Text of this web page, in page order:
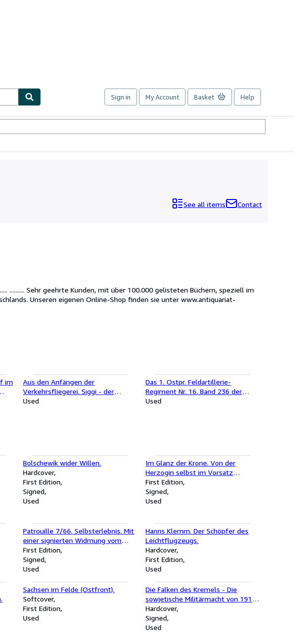
Sign in My Account Basket Help
See all items Contact
Sehr geehrte Kunden, mit über 100.000 gelisteten Büchern, speziell im
Unseren eigenen Online-Shop finden sie unter www.antiquariat-
im
Aus den Anfängen der
Verkehrsfliegerei. Siggi - der
Flieger.
Used
Das 1. Ostpr. Feldartillerie-
Regiment Nr. 16. Band 236 der
Reihe "Erinnerungsblätter
Used
Bolschewik wider Willen.
Hardcover
First Edition
Signed
Used
Im Glanz der Krone. Von der
Herzogin selbst im Vorsatz
handschriftlich signiert !
First Edition
Signed
Used
Patrouille 7/66. Selbsterlebnis. Mit
einer signierten Widmung vom
Autor selbst auf dem Vorsatz ! von
1937.
First Edition
Signed
Used
Hanns Klemm. Der Schöpfer des
Leichtflugzeugs.
Hardcover
First Edition
Used
Sachsen im Felde (Ostfront).
Softcover
First Edition
Used
Die Falken des Kremels - Die
sowjetische Militärmacht von 1917
bis heute - mit Handschriftlicher
AUTORENWIDMUNG im Vorsatz!!!
Hardcover
Signed
Used